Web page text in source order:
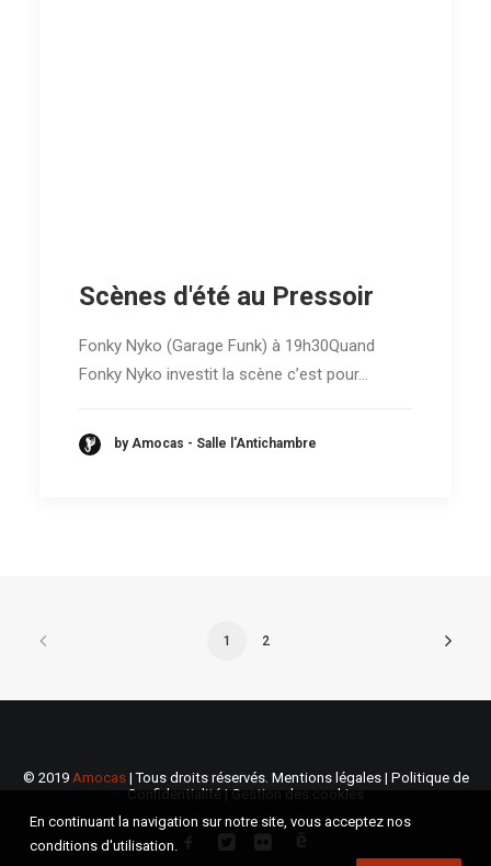
Scènes d'été au Pressoir
Fonky Nyko (Garage Funk) à 19h30Quand
Fonky Nyko investit la scène c’est pour…
by Amocas - Salle l'Antichambre
1 2
© 2019 Amocas| Tous droits réservés. Mentions légales| Politique de
Confidentialité | Gestion des cookies
En continuant la navigation sur notre site, vous acceptez nos
conditions d'utilisation.